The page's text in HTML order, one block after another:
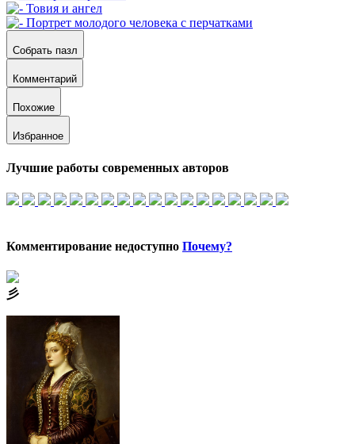
Собрать пазл
Комментарий
Похожие
Избранное
Лучшие работы современных авторов
Комментирование недоступно Почему?
⼺